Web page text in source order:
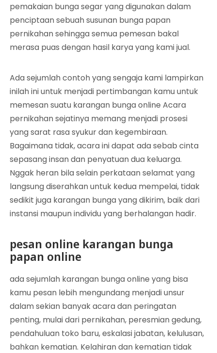
pemakaian bunga segar yang digunakan dalam
penciptaan sebuah susunan bunga papan
pernikahan sehingga semua pemesan bakal
merasa puas dengan hasil karya yang kami jual.
Ada sejumlah contoh yang sengaja kami lampirkan
inilah ini untuk menjadi pertimbangan kamu untuk
memesan suatu karangan bunga online Acara
pernikahan sejatinya memang menjadi prosesi
yang sarat rasa syukur dan kegembiraan.
Bagaimana tidak, acara ini dapat ada sebab cinta
sepasang insan dan penyatuan dua keluarga.
Nggak heran bila selain perkataan selamat yang
langsung diserahkan untuk kedua mempelai, tidak
sedikit juga karangan bunga yang dikirim, baik dari
instansi maupun individu yang berhalangan hadir.
pesan online karangan bunga
papan online
ada sejumlah karangan bunga online yang bisa
kamu pesan lebih mengundang menjadi unsur
dalam sekian banyak acara dan peringatan
penting, mulai dari pernikahan, peresmian gedung,
pendahuluan toko baru, eskalasi jabatan, kelulusan,
bahkan kematian. Kelahiran dan kematian tidak